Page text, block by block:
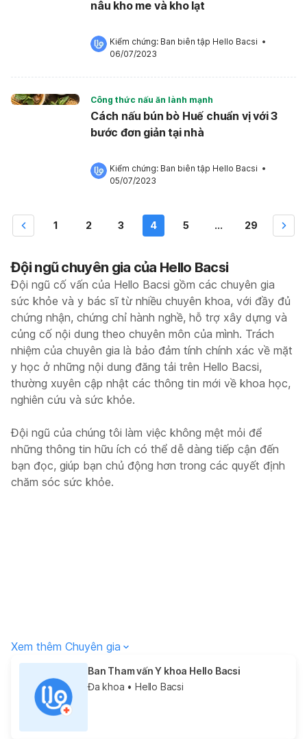
nâu kho me và kho lạt
Kiểm chứng: Ban biên tập Hello Bacsi •
06/07/2023
Công thức nấu ăn lành mạnh
Cách nấu bún bò Huế chuẩn vị với 3
bước đơn giản tại nhà
Kiểm chứng: Ban biên tập Hello Bacsi •
05/07/2023
1 2 3 4 5 ... 29
Đội ngũ chuyên gia của Hello Bacsi
Đội ngũ cố vấn của Hello Bacsi gồm các chuyên gia
sức khỏe và y bác sĩ từ nhiều chuyên khoa, với đầy đủ
chứng nhận, chứng chỉ hành nghề, hỗ trợ xây dựng và
củng cố nội dung theo chuyên môn của mình. Trách
nhiệm của chuyên gia là bảo đảm tính chính xác về mặt
y học ở những nội dung đăng tải trên Hello Bacsi,
thường xuyên cập nhật các thông tin mới về khoa học,
nghiên cứu và sức khỏe.
Đội ngũ của chúng tôi làm việc không mệt mỏi để
những thông tin hữu ích có thể dễ dàng tiếp cận đến
bạn đọc, giúp bạn chủ động hơn trong các quyết định
chăm sóc sức khỏe.
Xem thêm Chuyên gia
Ban Tham vấn Y khoa Hello Bacsi
Đa khoa • Hello Bacsi